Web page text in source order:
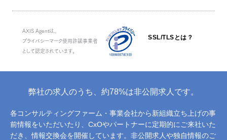
AXIS Agentは、
プライバシーマーク使用許諾事業者
として認定されています。
SSL/TLSとは？
弊社の求人のうち、約78%は非公開求人です。
各コンサルティングファーム・事業会社から新組織立ち上げの事
前情報をいただいたり、 CxOやパートナーに定期的にご来社いた
だき、情報交換会を開催しています。 非公開求人や独自情報のご